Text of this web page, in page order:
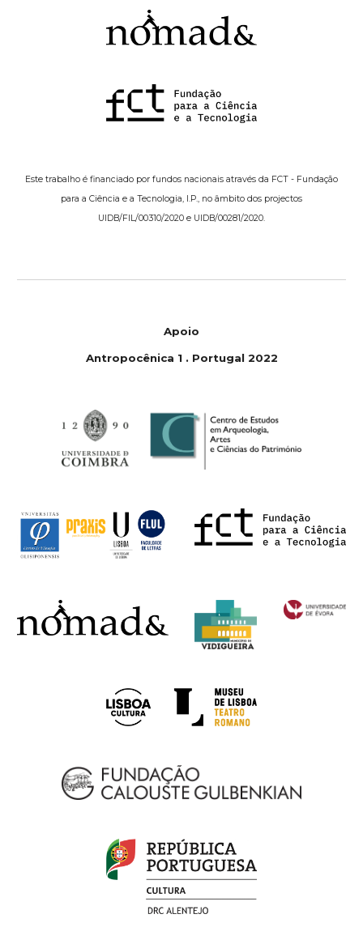
Este trabalho é financiado por fundos nacionais através da FCT - Fundação
para a Ciência e a Tecnologia, I.P., no âmbito dos projectos
UIDB/FIL/00310/2020 e UIDB/00281/2020.
Apoio
Antropocênica 1. Portugal 2022